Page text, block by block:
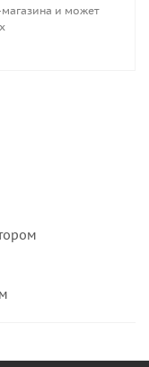
магазина и может